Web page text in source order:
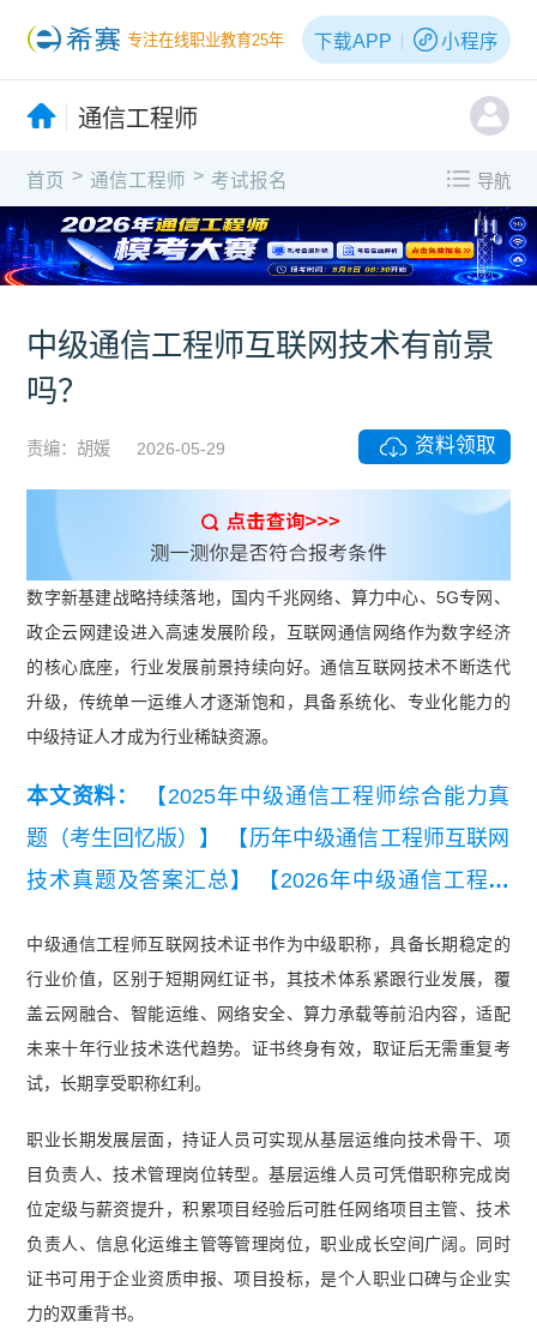
专注在线职业教育25年 下载APP 小程序
通信工程师
首页 > 通信工程师 > 考试报名 导航
中级通信工程师互联网技术有前景
吗？
责编：胡媛 2026-05-29 资料领取
数字新基建战略持续落地，国内千兆网络、算力中心、5G专网、
政企云网建设进入高速发展阶段，互联网通信网络作为数字经济
的核心底座，行业发展前景持续向好。通信互联网技术不断迭代
升级，传统单一运维人才逐渐饱和，具备系统化、专业化能力的
中级持证人才成为行业稀缺资源。
本文资料：
【2025年中级通信工程师综合能力真
题（考生回忆版）】
【历年中级通信工程师互联网
技术真题及答案汇总】
【2026年中级通信工程师
师综合能力知识点集锦】
【中级通信工程师互联网
技术真题卷】
中级通信工程师互联网技术证书作为中级职称，具备长期稳定的
行业价值，区别于短期网红证书，其技术体系紧跟行业发展，覆
盖云网融合、智能运维、网络安全、算力承载等前沿内容，适配
未来十年行业技术迭代趋势。证书终身有效，取证后无需重复考
试，长期享受职称红利。
职业长期发展层面，持证人员可实现从基层运维向技术骨干、项
目负责人、技术管理岗位转型。基层运维人员可凭借职称完成岗
位定级与薪资提升，积累项目经验后可胜任网络项目主管、技术
负责人、信息化运维主管等管理岗位，职业成长空间广阔。同时
证书可用于企业资质申报、项目投标，是个人职业口碑与企业实
力的双重背书。